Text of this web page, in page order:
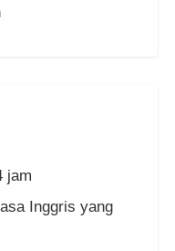
jam
Inggris yang